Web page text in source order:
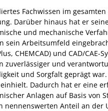
Fachwissen im
. Darüber hinaus hat er
und mechanische
sein Arbeitsumfeld
CHEMCAD) und CAD/CAE-
zuverlässiger und
und Sorgfalt geprägt war.
Dadurch hat er eine
Anlagen auf Basis von
nennenswerten Anteil an der